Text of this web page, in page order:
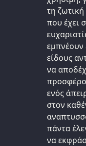
τη
που έχει
εμπνέουν
είδους
να
ενός
στον
πάντα
να